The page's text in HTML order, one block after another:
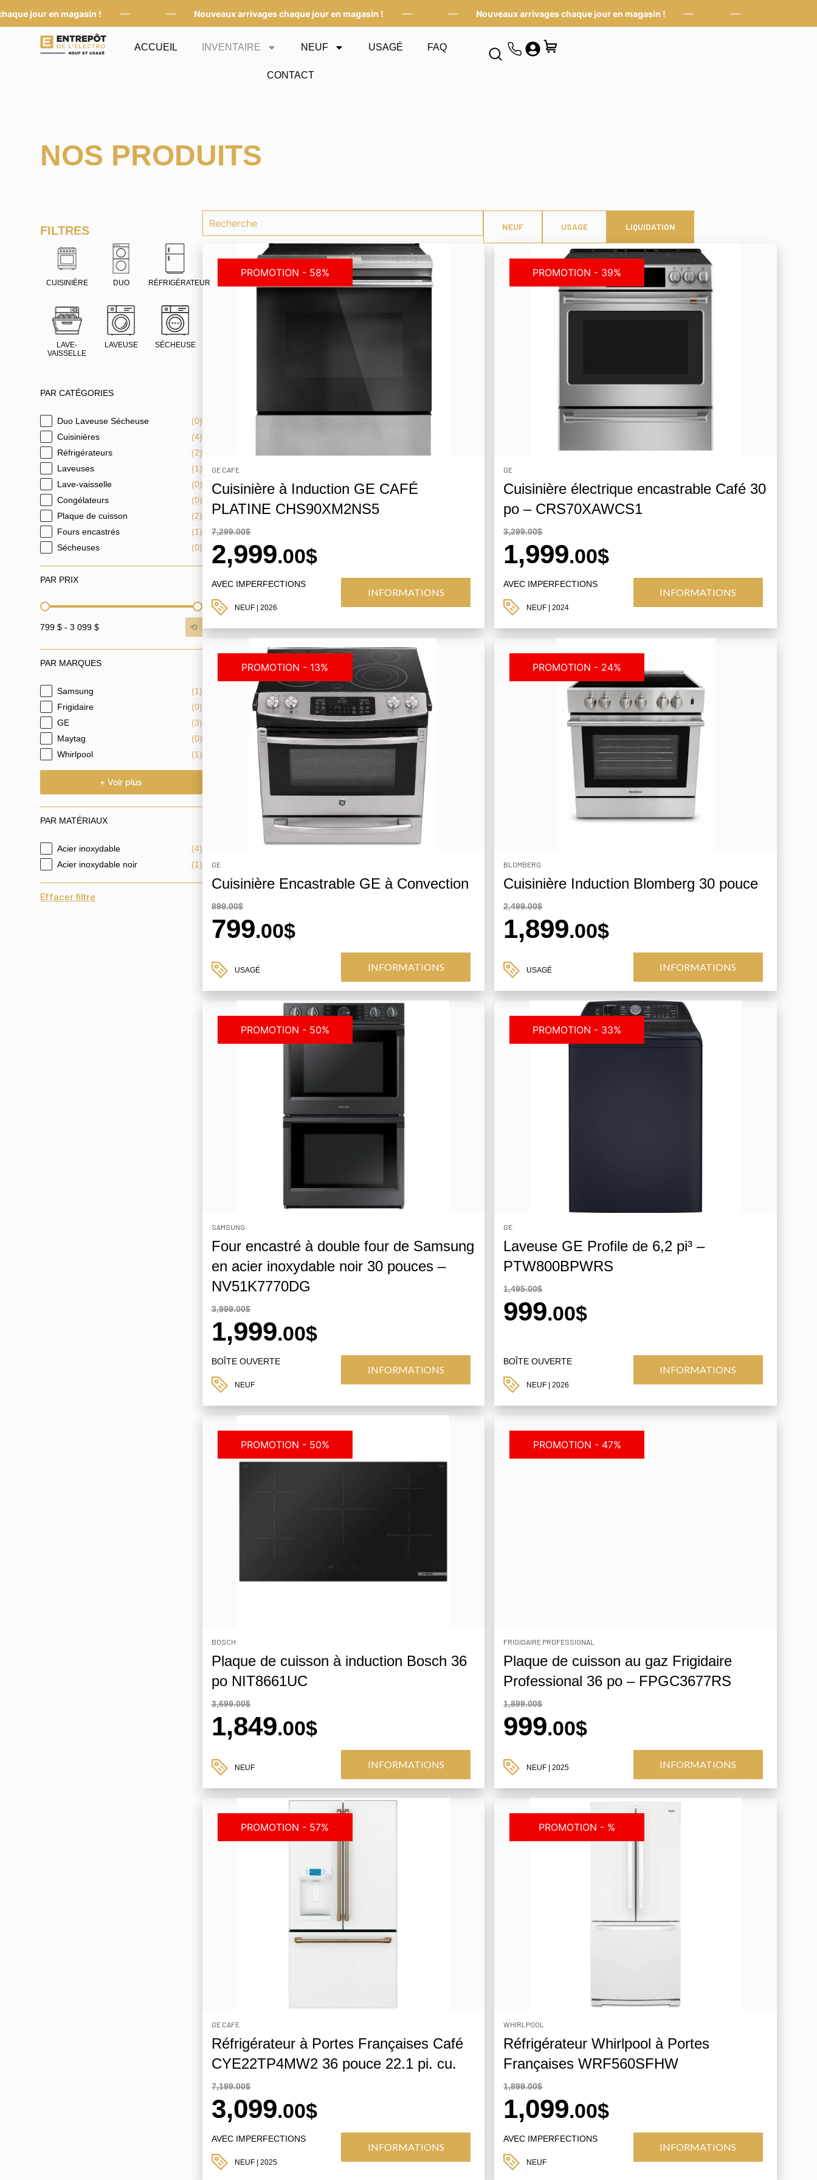
jour en magasin ! Nouveaux arrivages chaque jour en magasin ! Nouveaux arrivages chaque jour en magasin !
ACCUEIL INVENTAIRE NEUF USAGÉ FAQ
CONTACT
NOS PRODUITS
FILTRES
CUISINIÈRE DUO RÉFRIGÉRATEUR
LAVE-
VAISSELLE
LAVEUSE SÉCHEUSE
PAR CATÉGORIES
PAR CATÉGORIES
Duo Laveuse Sécheuse
(0)
Cuisinières
(4)
Réfrigérateurs
(2)
Laveuses
(1)
Lave-vaisselle
(0)
Congélateurs
(0)
Plaque de cuisson
(2)
Fours encastrés
(1)
Sécheuses
(0)
PAR PRIX
PAR PRIX
799 $ - 3 099 $
⟲
PAR MARQUES
PAR MARQUES
Samsung
(1)
Frigidaire
(0)
GE
(3)
Maytag
(0)
Whirlpool
(1)
+ Voir plus
PAR MATÉRIAUX
PAR MATÉRIAUX
Acier inoxydable
(4)
Acier inoxydable noir
(1)
Effacer filtre
NEUF USAGÉ LIQUIDATION
PROMOTION - 58%
GE CAFE
Cuisinière à Induction GE CAFÉ
PLATINE CHS90XM2NS5
7,299.00$
2,999.00$
AVEC IMPERFECTIONS
NEUF | 2026
INFORMATIONS
PROMOTION - 39%
GE
Cuisinière électrique encastrable Café 30
po – CRS70XAWCS1
3,299.00$
1,999.00$
AVEC IMPERFECTIONS
NEUF | 2024
INFORMATIONS
PROMOTION - 13%
GE
Cuisinière Encastrable GE à Convection
899.00$
799.00$
USAGÉ INFORMATIONS
PROMOTION - 24%
BLOMBERG
Cuisinière Induction Blomberg 30 pouce
2,499.00$
1,899.00$
USAGÉ INFORMATIONS
PROMOTION - 50%
SAMSUNG
Four encastré à double four de Samsung
en acier inoxydable noir 30 pouces –
NV51K7770DG
3,999.00$
1,999.00$
BOÎTE OUVERTE
NEUF
INFORMATIONS
PROMOTION - 33%
GE
Laveuse GE Profile de 6,2 pi³ –
PTW800BPWRS
1,495.00$
999.00$
BOÎTE OUVERTE
NEUF | 2026
INFORMATIONS
PROMOTION - 50%
BOSCH
Plaque de cuisson à induction Bosch 36
po NIT8661UC
3,699.00$
1,849.00$
NEUF INFORMATIONS
PROMOTION - 47%
FRIGIDAIRE PROFESSIONAL
Plaque de cuisson au gaz Frigidaire
Professional 36 po – FPGC3677RS
1,899.00$
999.00$
NEUF | 2025 INFORMATIONS
PROMOTION - 57%
GE CAFE
Réfrigérateur à Portes Françaises Café
CYE22TP4MW2 36 pouce 22.1 pi. cu.
7,199.00$
3,099.00$
AVEC IMPERFECTIONS
NEUF | 2025
INFORMATIONS
PROMOTION - %
WHIRLPOOL
Réfrigérateur Whirlpool à Portes
Françaises WRF560SFHW
1,899.00$
1,099.00$
AVEC IMPERFECTIONS
NEUF
INFORMATIONS